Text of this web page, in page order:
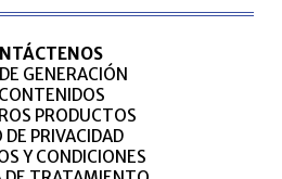
GENERACIÓN
PRODUCTOS
DE PRIVACIDAD
Y CONDICIONES